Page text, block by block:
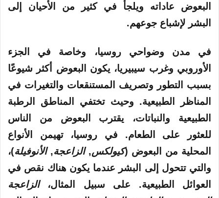
البعوض عاداته ويلجأ في كثير من الأحيان إلى
البشر لإشباع جوعهم.
في مدن وضواحي روسيا، وخاصة في الجزء
الأوروبي وغرب سيبيريا، يكون البعوض أكثر شيوعًا
بسبب التطور وتصريف المستنقعات والتغيرات في
المناظر الطبيعية. وحيث تختفي المناطق الرطبة
الطبيعية والنباتات، يقترب البعوض من الناس
للعثور على الطعام. في روسيا، تهيمن الأنواع
المحلية من البعوض (كيولكس,الزاعجة,الأنوفيلة)،
والتي تتحول إلى البشر عندما يكون هناك نقص في
العوائل الطبيعية. على سبيل المثال،الزاعجة